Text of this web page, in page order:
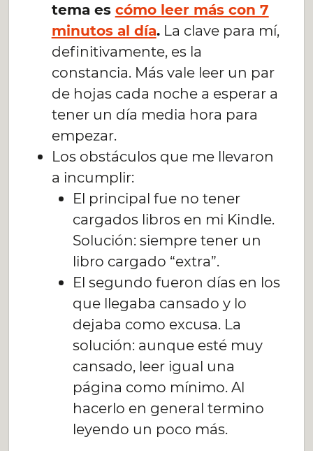
tema es cómo leer más con 7
minutos al día.La clave para mí,
definitivamente, es la
constancia. Más vale leer un par
de hojas cada noche a esperar a
tener un día media hora para
empezar.
Los obstáculos que me llevaron
a incumplir:
El principal fue no tener
cargados libros en mi Kindle.
Solución: siempre tener un
libro cargado “extra”.
El segundo fueron días en los
que llegaba cansado y lo
dejaba como excusa. La
solución: aunque esté muy
cansado, leer igual una
página como mínimo. Al
hacerlo en general termino
leyendo un poco más.